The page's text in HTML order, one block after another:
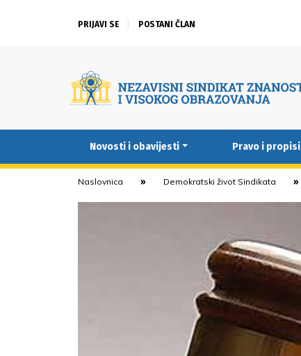
PRIJAVI SE POSTANI ČLAN
Novosti i obavijesti Pravo i propisi
Naslovnica Demokratski život Sindikata